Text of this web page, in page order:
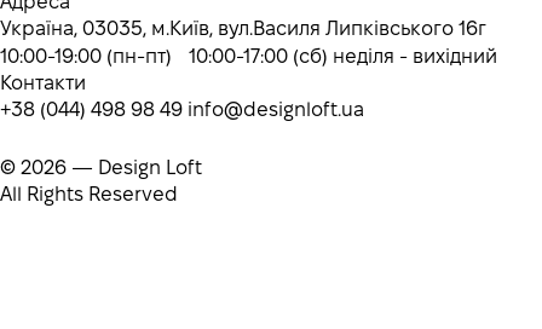
Україна, 03035, м.Київ, вул.Василя Липківського 16г
10:00-19:00 (пн-пт) 10:00-17:00 (сб) неділя - вихідний
Контакти
+38 (044) 498 98 49 info@designloft.ua
© 2026 — Design Loft
All Rights Reserved